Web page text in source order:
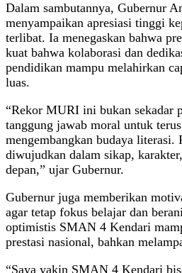
Dalam sambutannya, Gubernur
menyampaikan apresiasi tinggi
terlibat. Ia menegaskan bahwa
kuat bahwa kolaborasi dan
pendidikan mampu melahirkan
luas.
“Rekor MURI ini bukan sekadar
tanggung jawab moral untuk
mengembangkan budaya literasi.
diwujudkan dalam sikap,
depan,” ujar Gubernur.
Gubernur juga memberikan
agar tetap fokus belajar dan
optimistis SMAN 4 Kendari
prestasi nasional, bahkan
“Saya yakin SMAN 4 Kendari